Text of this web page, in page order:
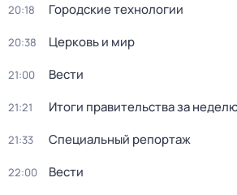
20:18 Городские технологии
20:38 Церковь и мир
21:00 Вести
21:21 Итоги правительства за
21:33 Специальный репортаж
22:00 Вести